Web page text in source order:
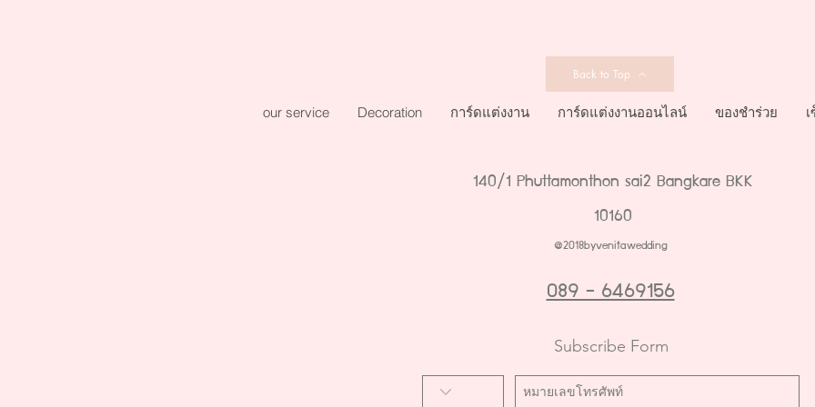
Back to Top
our service Decoration การ์ดแต่งงาน การ์ดแต่งงานออนไลน์ ของชำร่วย
140/1 Phuttamonthon sai2 Bangkare BKK
10160
@2018byvenitawedding
089 - 6469156
Subscribe Form